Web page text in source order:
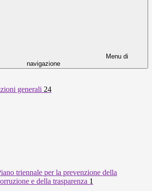
Menu di
navigazione
generali 24
triennale per la prevenzione della
e della trasparenza 1